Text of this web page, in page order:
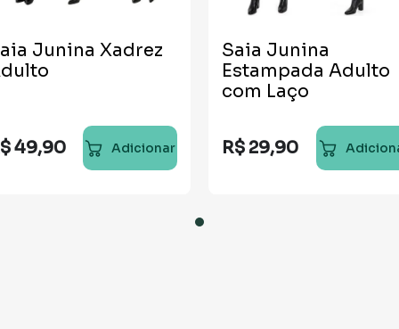
Junina Xadrez
49,90 Adicionar
Saia Junina
Estampada Adulto
com Laço
R$ 29,90